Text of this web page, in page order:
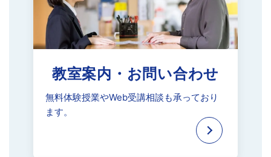
教室案内・お問い合わせ
無料体験授業やWeb受講相談も承っており
ます。